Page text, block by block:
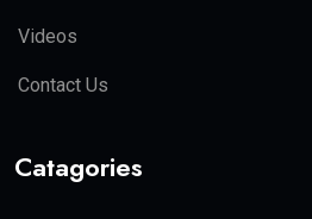
Videos
Contact Us
Catagories